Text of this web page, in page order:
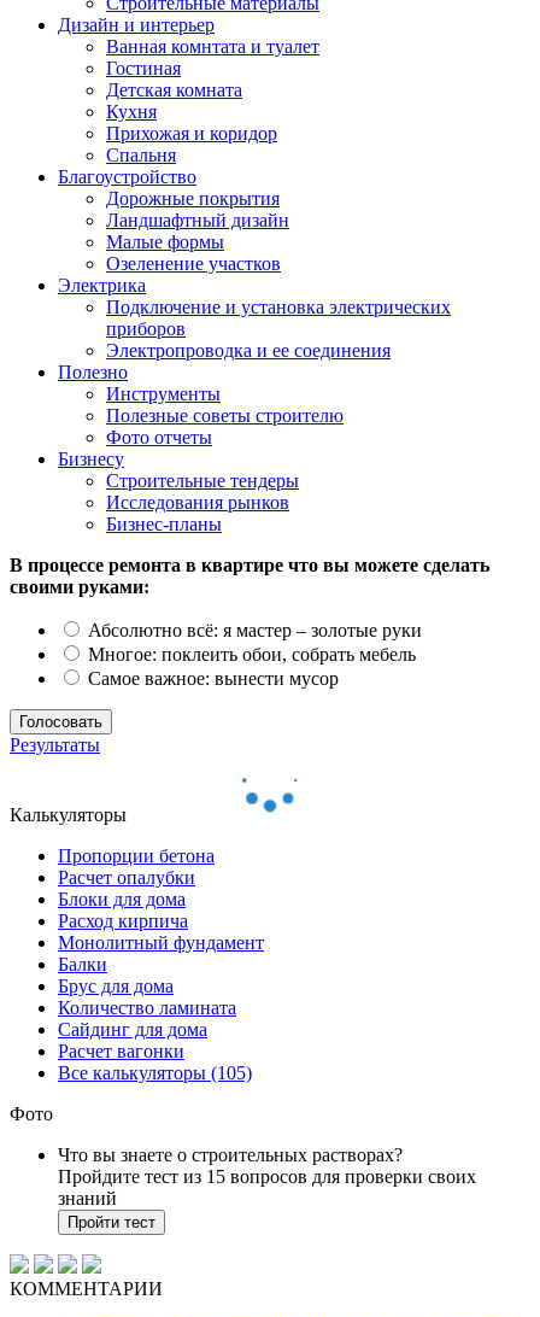
Дизайн и интерьер
Ванная комнтата и туалет
Гостиная
Детская комната
Кухня
Прихожая и коридор
Спальня
Благоустройство
Дорожные покрытия
Ландшафтный дизайн
Малые формы
Озеленение участков
Электрика
Подключение и установка электрических
приборов
Электропроводка и ее соединения
Полезно
Инструменты
Полезные советы строителю
Фото отчеты
Бизнесу
Строительные тендеры
Исследования рынков
Бизнес-планы
В процессе ремонта в квартире что вы можете сделать
своими руками:
Абсолютно всё: я мастер – золотые руки
Многое: поклеить обои, собрать мебель
Самое важное: вынести мусор
Результаты
Калькуляторы
Пропорции бетона
Расчет опалубки
Блоки для дома
Расход кирпича
Монолитный фундамент
Балки
Брус для дома
Количество ламината
Сайдинг для дома
Расчет вагонки
Все калькуляторы (105)
Фото
Что вы знаете о строительных растворах?
Пройдите тест из 15 вопросов для проверки своих
знаний
Пройти тест
КОММЕНТАРИИ